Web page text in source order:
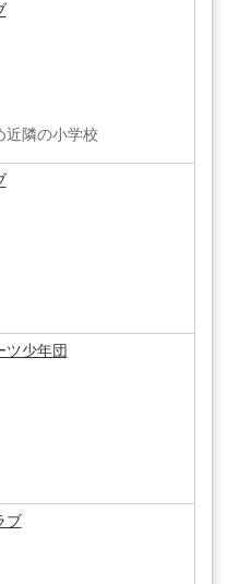
近隣の小学校
ツ少年団
ブ